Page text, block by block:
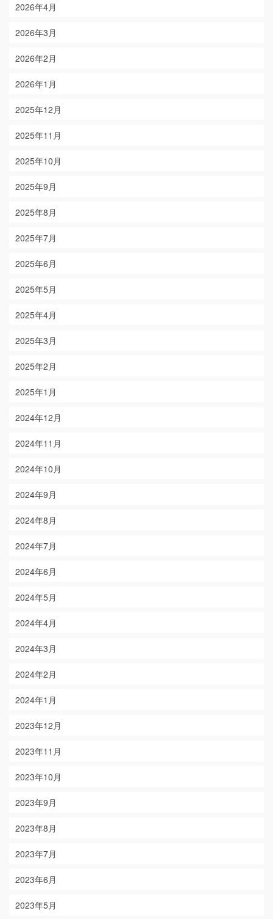
2026年4月
2026年3月
2026年2月
2026年1月
2025年12月
2025年11月
2025年10月
2025年9月
2025年8月
2025年7月
2025年6月
2025年5月
2025年4月
2025年3月
2025年2月
2025年1月
2024年12月
2024年11月
2024年10月
2024年9月
2024年8月
2024年7月
2024年6月
2024年5月
2024年4月
2024年3月
2024年2月
2024年1月
2023年12月
2023年11月
2023年10月
2023年9月
2023年8月
2023年7月
2023年6月
2023年5月